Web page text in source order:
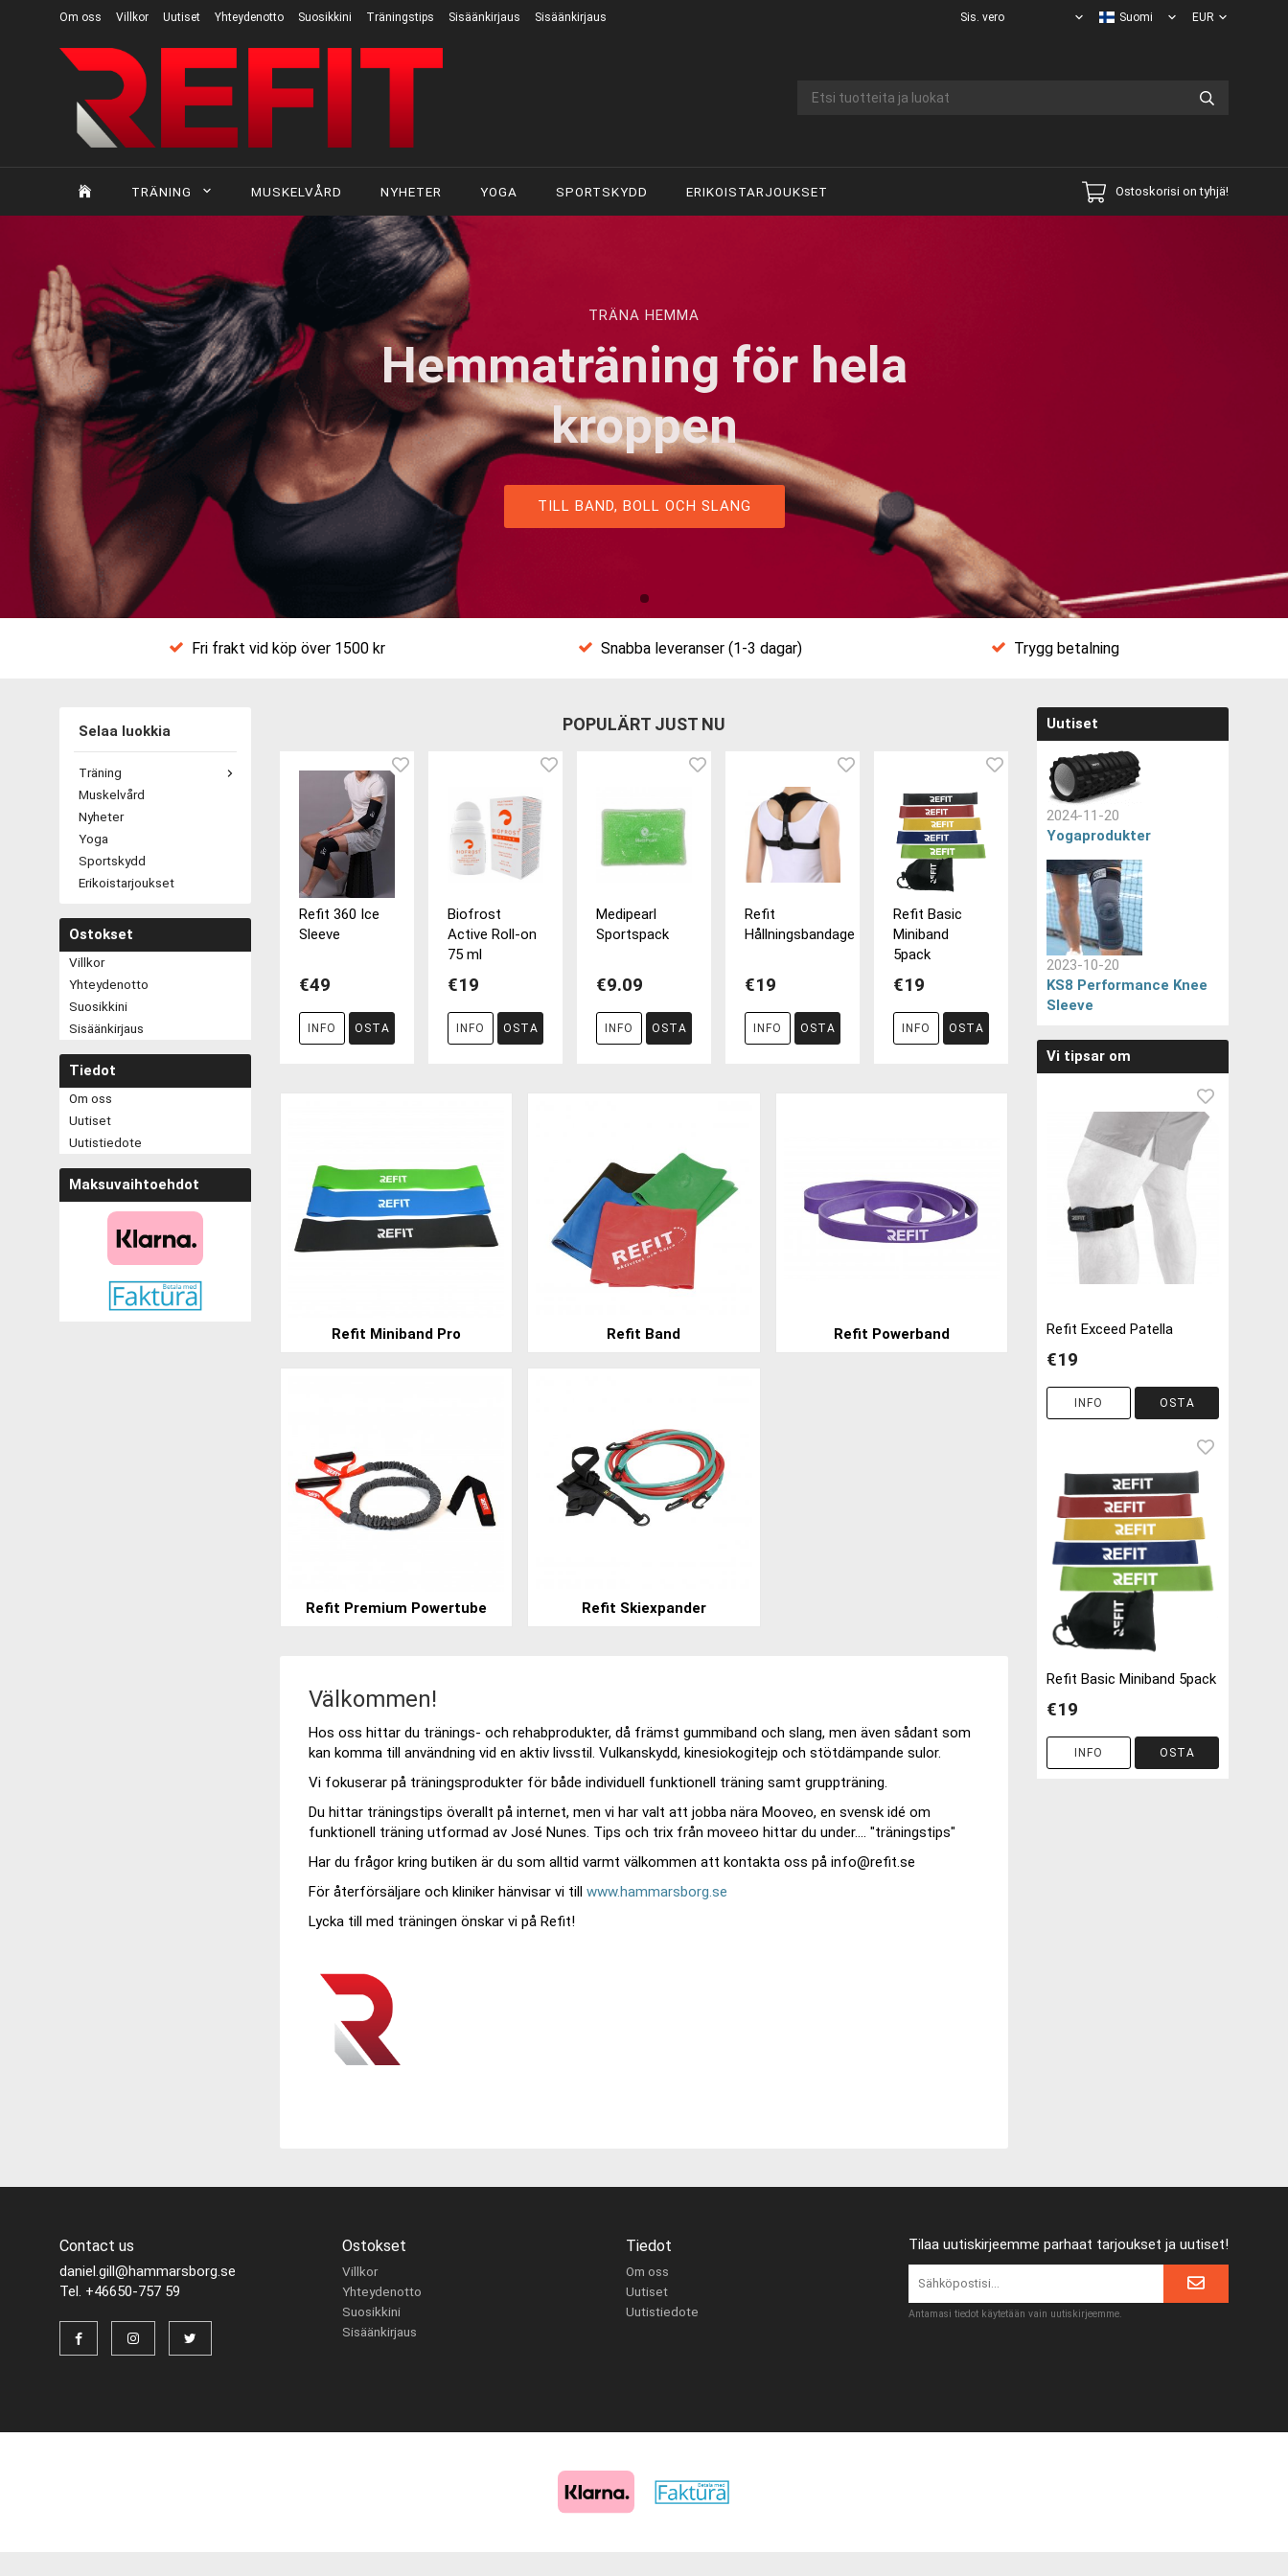
Om oss Villkor Uutiset Yhteydenotto Suosikkini Träningstips Sisäänkirjaus Sisäänkirjaus
TRÄNING MUSKELVÅRD NYHETER YOGA SPORTSKYDD ERIKOISTARJOUKSET Ostoskorisi on tyhjä!
TRÄNA HEMMA
Hemmaträning för hela
kroppen
TILL BAND, BOLL OCH SLANG
Fri frakt vid köp över 1500 kr Snabba leveranser (1-3 dagar) Trygg betalning
Selaa luokkia
Träning
Muskelvård
Nyheter
Yoga
Sportskydd
Erikoistarjoukset
Ostokset
Villkor
Yhteydenotto
Suosikkini
Sisäänkirjaus
Tiedot
Om oss
Uutiset
Uutistiedote
Maksuvaihtoehdot
Uutiset
2024-11-20
Yogaprodukter
2023-10-20
KS8 Performance Knee
Sleeve
Vi tipsar om
Refit Exceed Patella
€19
INFO OSTA
Refit Basic Miniband 5pack
€19
INFO OSTA
POPULÄRT JUST NU
Refit 360 Ice
Sleeve
€49
INFO OSTA
Biofrost
Active Roll-on
75 ml
€19
INFO OSTA
Medipearl
Sportspack
€9.09
INFO OSTA
Refit
Hållningsbandage
€19
INFO OSTA
Refit Basic
Miniband
5pack
€19
INFO OSTA
Refit Miniband Pro Refit Band Refit Powerband
Refit Premium Powertube Refit Skiexpander
Välkommen!
Hos oss hittar du tränings- och rehabprodukter, då främst gummiband och slang, men även sådant som
kan komma till användning vid en aktiv livsstil. Vulkanskydd, kinesiokogitejp och stötdämpande sulor.
Vi fokuserar på träningsprodukter för både individuell funktionell träning samt gruppträning.
Du hittar träningstips överallt på internet, men vi har valt att jobba nära Mooveo, en svensk idé om
funktionell träning utformad av José Nunes. Tips och trix från moveeo hittar du under.... "träningstips"
Har du frågor kring butiken är du som alltid varmt välkommen att kontakta oss på info@refit.se
För återförsäljare och kliniker hänvisar vi till www.hammarsborg.se
Lycka till med träningen önskar vi på Refit!
Contact us
daniel.gill@hammarsborg.se
Tel. +46650-757 59
Ostokset
Villkor
Yhteydenotto
Suosikkini
Sisäänkirjaus
Tiedot
Om oss
Uutiset
Uutistiedote
Tilaa uutiskirjeemme parhaat tarjoukset ja uutiset!
Antamasi tiedot käytetään vain uutiskirjeemme.